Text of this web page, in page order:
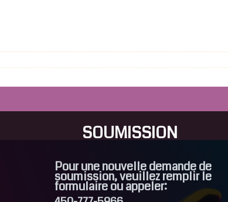
SOUMISSION
Pour une nouvelle demande de
soumission, veuillez remplir le
formulaire ou appeler: